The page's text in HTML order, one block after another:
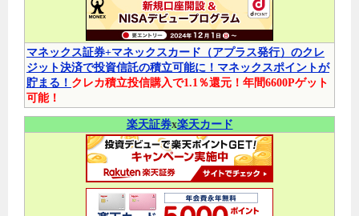
マネックス証券+マネックスカード（アプラス発行）のクレ
ジット決済で投資信託の積立可能に！マネックスポイントが
貯まる！ クレカ積立投信購入で1.1％還元！年間6600Pゲット
可能！
楽天証券x楽天カード